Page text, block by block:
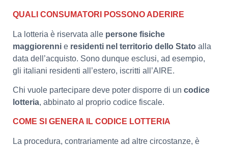
QUALI CONSUMATORI POSSONO ADERIRE
La lotteria è riservata alle persone fisiche
maggiorenni e residenti nel territorio dello Stato alla
data dell’acquisto. Sono dunque esclusi, ad esempio,
gli italiani residenti all’estero, iscritti all’AIRE.
Chi vuole partecipare deve poter disporre di un codice
lotteria, abbinato al proprio codice fiscale.
COME SI GENERA IL CODICE LOTTERIA
La procedura, contrariamente ad altre circostanze, è